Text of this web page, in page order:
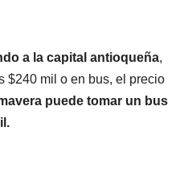
a la capital antioqueña,
$240 mil o en bus, el precio
puede tomar un bus